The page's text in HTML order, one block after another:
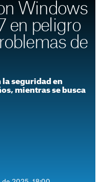
Windows
en peligro
de
la seguridad en
mientras se busca